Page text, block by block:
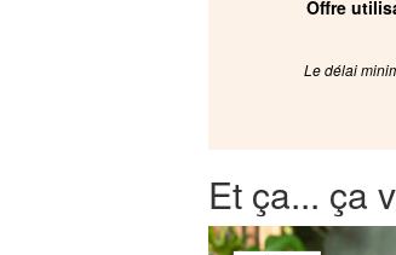
Offre
Le délai
Et ça... ça